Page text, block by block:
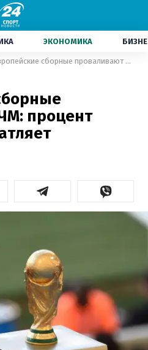
ЭКОНОМИКА
Европейские сборные проваливают ЧМ: процент побед не впечатляет
процент